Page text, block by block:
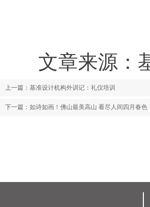
文章来源：
上一篇： 基准设计机构外训记：礼仪培训
下一篇： 如诗如画！佛山最美高山 看尽人间四月春色